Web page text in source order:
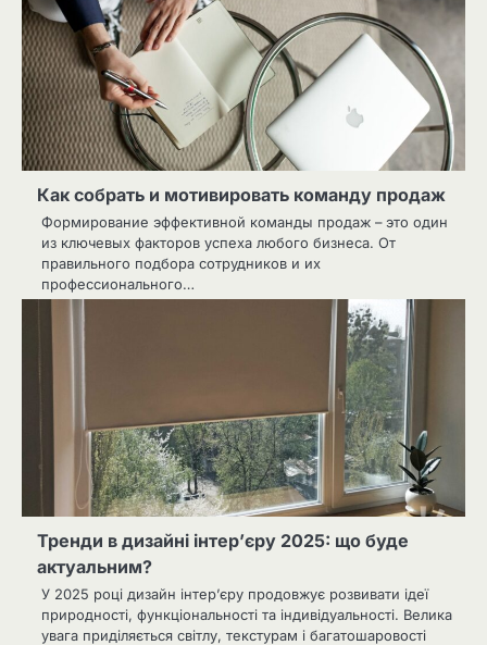
Как собрать и мотивировать команду продаж
Формирование эффективной команды продаж – это один
из ключевых факторов успеха любого бизнеса. От
правильного подбора сотрудников и их
профессионального…
Тренди в дизайні інтер’єру 2025: що буде
актуальним?
У 2025 році дизайн інтер’єру продовжує розвивати ідеї
природності, функціональності та індивідуальності. Велика
увага приділяється світлу, текстурам і багатошаровості